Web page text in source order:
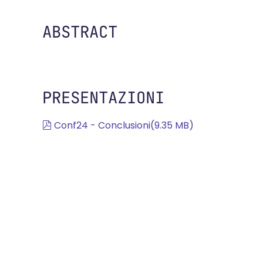
ABSTRACT
PRESENTAZIONI
pdf
Conf24 - Conclusioni(9.35 MB)